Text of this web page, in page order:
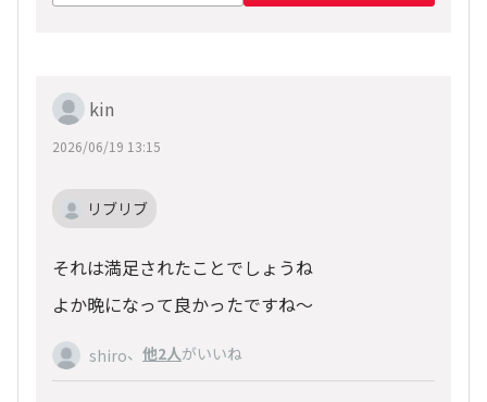
kin
2026/06/19 13:15
リブリブ
それは満足されたことでしょうね
よか晩になって良かったですね～
shiro、 他2人がいいね